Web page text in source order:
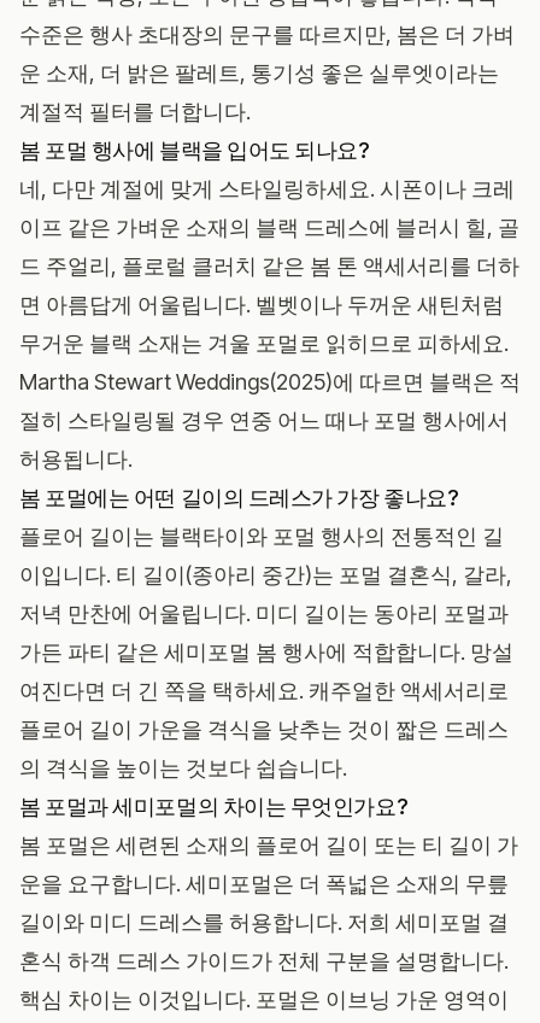
수준은 행사 초대장의 문구를 따르지만, 봄은 더 가벼
운 소재, 더 밝은 팔레트, 통기성 좋은 실루엣이라는
계절적 필터를 더합니다.
봄 포멀 행사에 블랙을 입어도 되나요?
네, 다만 계절에 맞게 스타일링하세요. 시폰이나 크레
이프 같은 가벼운 소재의 블랙 드레스에 블러시 힐, 골
드 주얼리, 플로럴 클러치 같은 봄 톤 액세서리를 더하
면 아름답게 어울립니다. 벨벳이나 두꺼운 새틴처럼
무거운 블랙 소재는 겨울 포멀로 읽히므로 피하세요.
Martha Stewart Weddings(2025)에 따르면 블랙은 적
절히 스타일링될 경우 연중 어느 때나 포멀 행사에서
허용됩니다.
봄 포멀에는 어떤 길이의 드레스가 가장 좋나요?
플로어 길이는 블랙타이와 포멀 행사의 전통적인 길
이입니다. 티 길이(종아리 중간)는 포멀 결혼식, 갈라,
저녁 만찬에 어울립니다. 미디 길이는 동아리 포멀과
가든 파티 같은 세미포멀 봄 행사에 적합합니다. 망설
여진다면 더 긴 쪽을 택하세요. 캐주얼한 액세서리로
플로어 길이 가운을 격식을 낮추는 것이 짧은 드레스
의 격식을 높이는 것보다 쉽습니다.
봄 포멀과 세미포멀의 차이는 무엇인가요?
봄 포멀은 세련된 소재의 플로어 길이 또는 티 길이 가
운을 요구합니다. 세미포멀은 더 폭넓은 소재의 무릎
길이와 미디 드레스를 허용합니다. 저희 세미포멀 결
혼식 하객 드레스 가이드가 전체 구분을 설명합니다.
핵심 차이는 이것입니다. 포멀은 이브닝 가운 영역이